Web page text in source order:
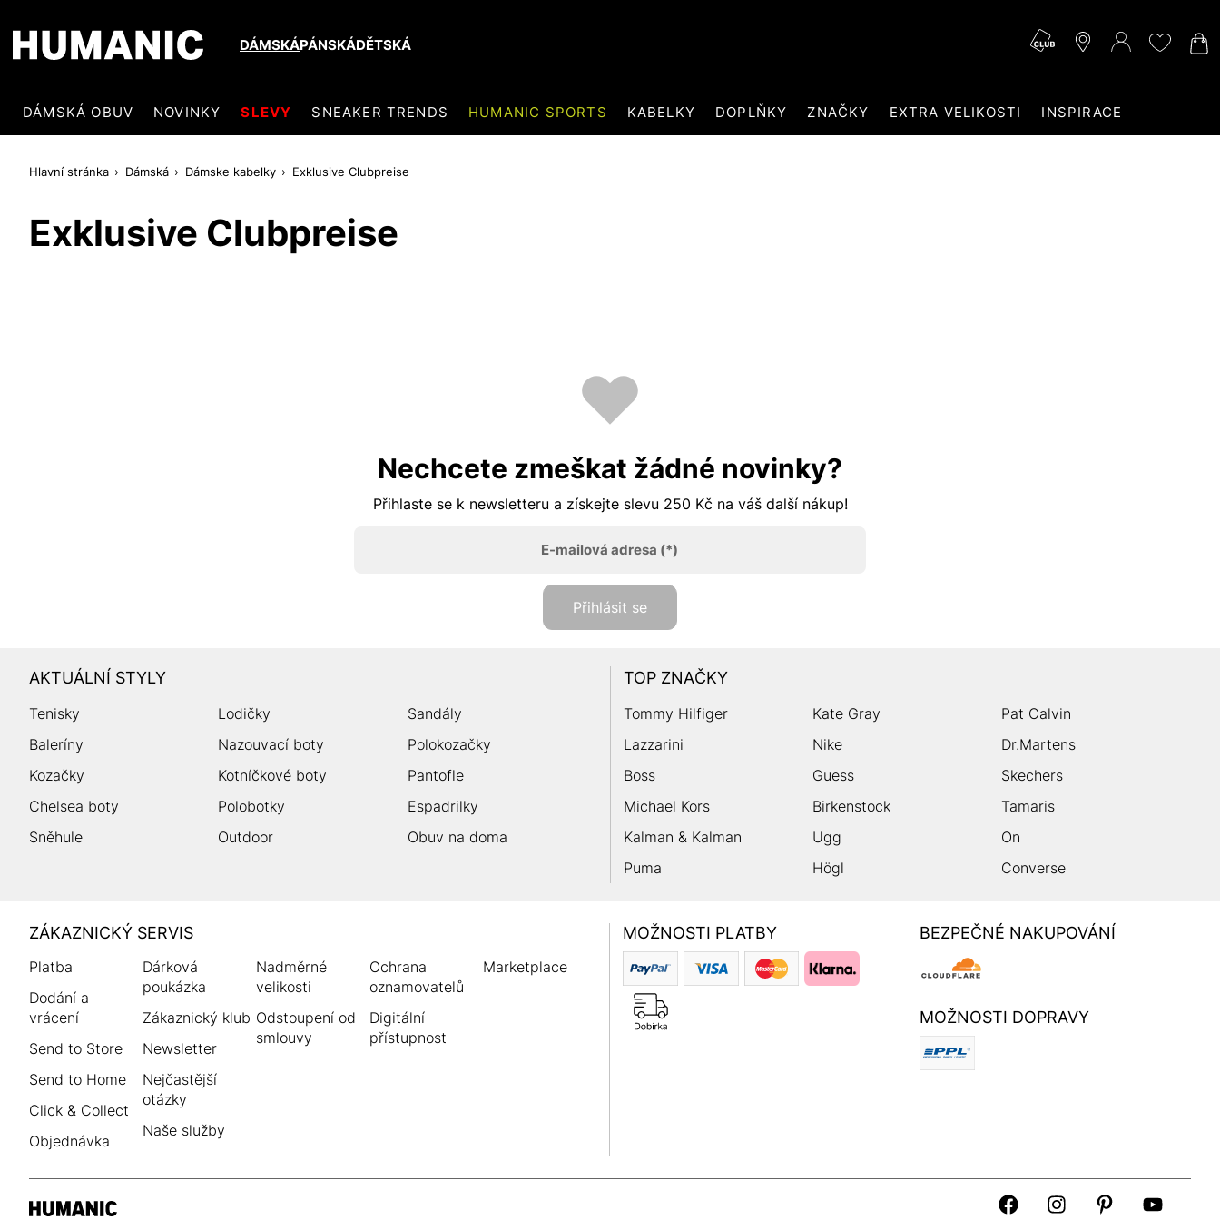
DÁMSKÁPÁNSKÁDĚTSKÁ
DÁMSKÁ OBUV NOVINKY SLEVY SNEAKER TRENDS HUMANIC SPORTS KABELKY DOPLŇKY ZNAČKY EXTRA VELIKOSTI INSPIRACE
Hlavní stránka Dámská Dámske kabelky Exklusive Clubpreise
Exklusive Clubpreise
Nechcete zmeškat žádné novinky?
Přihlaste se k newsletteru a získejte slevu 250 Kč na váš další nákup!
E-mailová adresa (*)
Přihlásit se
AKTUÁLNÍ STYLY
Tenisky Lodičky
Sandály
Baleríny
Nazouvací boty
Polokozačky
Kozačky
Kotníčkové boty
Pantofle
Chelsea boty
Polobotky
Espadrilky
Sněhule
Outdoor Obuv na doma
TOP ZNAČKY
Tommy Hilfiger Kate Gray
Pat Calvin
Lazzarini
Nike
Dr.Martens
Boss
Guess
Skechers
Michael Kors
Birkenstock
Tamaris
Kalman & Kalman
Ugg
On
Puma
Högl Converse
HUMANIC
Zápatí
ZÁKAZNICKÝ SERVIS
Platba
Dodání a
vrácení
Send to Store
Send to Home
Click & Collect
Objednávka
Dárková
poukázka
Zákaznický klub
Newsletter
Nejčastější
otázky
Naše služby
Nadměrné
velikosti
Odstoupení od
smlouvy
Ochrana
oznamovatelů
Digitální
přístupnost
Marketplace
MOŽNOSTI PLATBY BEZPEČNÉ NAKUPOVÁNÍ
MOŽNOSTI DOPRAVY